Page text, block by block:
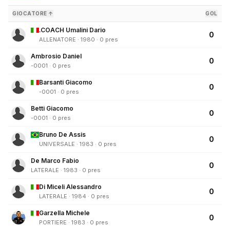
GIOCATORE ↑ GOL
.COACH Umalini Dario
ALLENATORE · 1980 · 0 pres
0
Ambrosio Daniel
-0001 · 0 pres
0
Barsanti Giacomo
-0001 · 0 pres
0
Betti Giacomo
-0001 · 0 pres
0
Bruno De Assis
UNIVERSALE · 1983 · 0 pres
0
De Marco Fabio
LATERALE · 1983 · 0 pres
0
Di Miceli Alessandro
LATERALE · 1984 · 0 pres
0
Garzella Michele
PORTIERE · 1983 · 0 pres
0